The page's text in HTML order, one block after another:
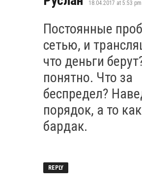
18.04.2017 at 5:53 pm
Постоянные
сетью, и
что деньги
понятно. Что за
беспредел?
порядок, а то
бардак.
REPLY